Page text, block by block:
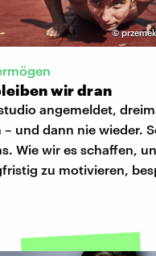
©
wir dran
angemeldet,
und dann nie wieder.
Wie wir es schaffen,
zu motivieren,